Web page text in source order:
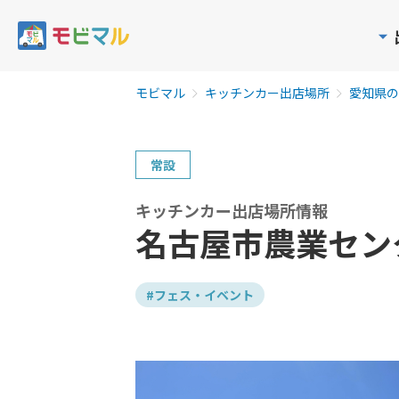
モビマル キッチンカー出店場所 愛知県
常設
名古屋市農業セ
キッチンカー出店場所情報
#フェス・イベント